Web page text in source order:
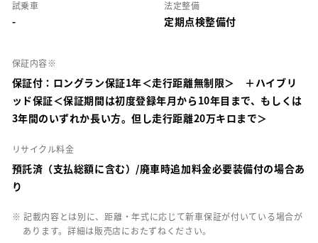
試乗車
-
法定整備
定期点検整備付
保証内容※
保証付：ロングラン保証1年＜走行距離無制限＞ ＋ハイブリ
ッド保証＜保証期間は初度登録年月から10年目まで、もしくは
3年間のいずれか長い方。但し走行距離20万キロまで＞
リサイクル料金
預託済（支払総額に含む）/廃車時追加料金必要装備付の場合あ
り
※ 記載内容とは別に、距離・年式に応じて新車保証が付いている場合が
あります。詳細は販売店におたずねください。